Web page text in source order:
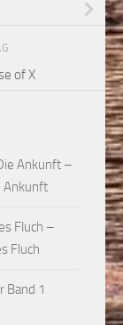
of X
Ankunft –
Ankunft
Fluch –
Fluch
Band 1